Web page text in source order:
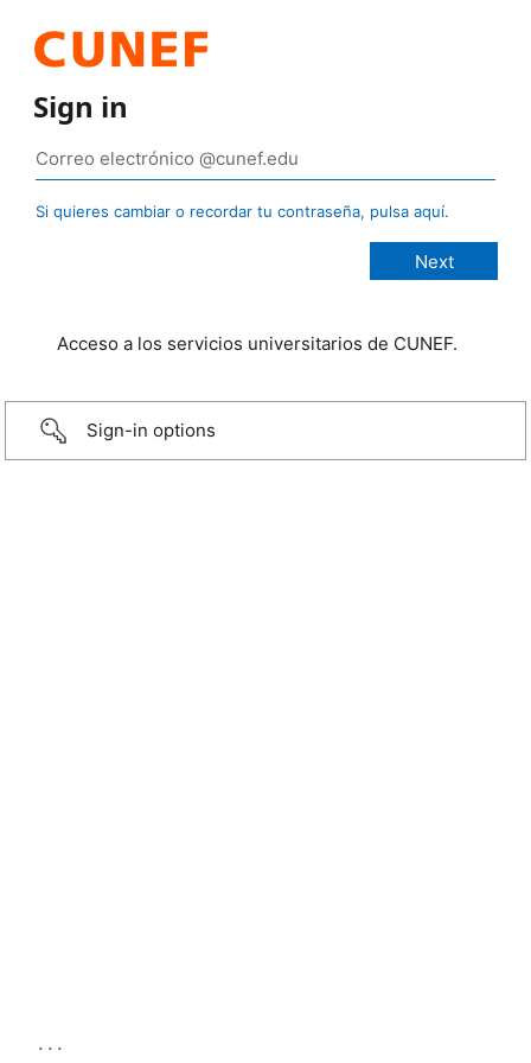
Sign in
Si quieres cambiar o recordar tu contraseña, pulsa aquí.
Acceso a los servicios universitarios de CUNEF.
Sign-in options
...